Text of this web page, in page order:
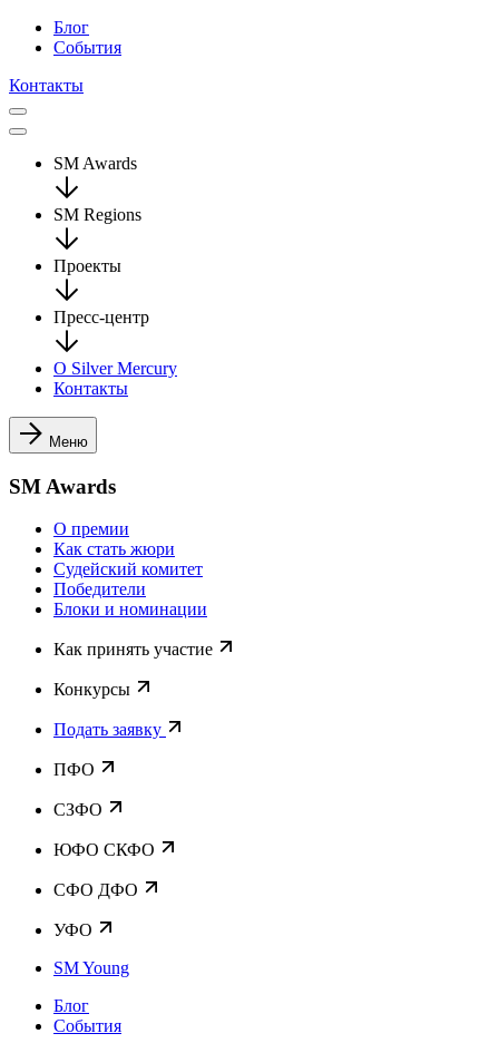
Блог
События
Контакты
SM Awards
SM Regions
Проекты
Пресс-центр
О Silver Mercury
Контакты
Меню
SM Awards
О премии
Как стать жюри
Судейский комитет
Победители
Блоки и номинации
Как принять участие
Конкурсы
Подать заявку
ПФО
СЗФО
ЮФО СКФО
CФО ДФО
УФО
SM Young
Блог
События